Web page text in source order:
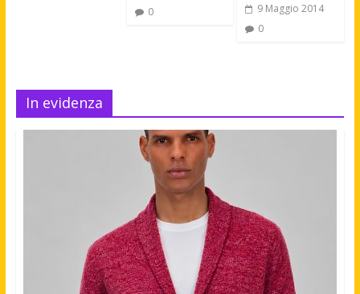
0
9 Maggio 2014
0
In evidenza